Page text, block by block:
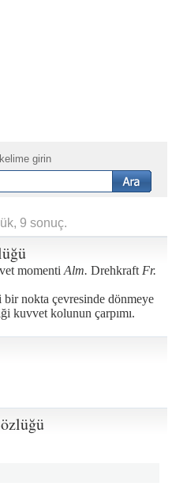
girin
9 sonuç.
momenti Alm. Drehkraft Fr.
nokta çevresinde dönmeye
kuvvet kolunun çarpımı.